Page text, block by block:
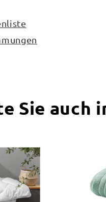
Sie auch